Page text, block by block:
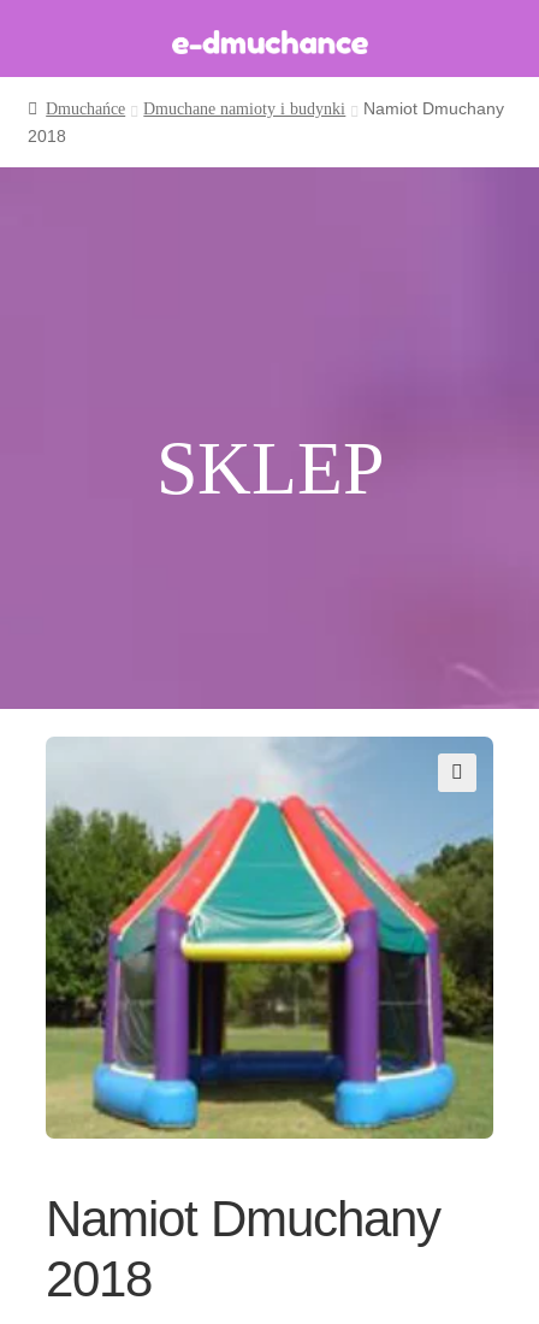
Dmuchańce w magazynie
Produkcja Dmuchańców
Sale Zabaw
Dmuchańce Dmuchane namioty i budynki
Namiot Dmuchany
2018
Namiot Dmuchany
2018